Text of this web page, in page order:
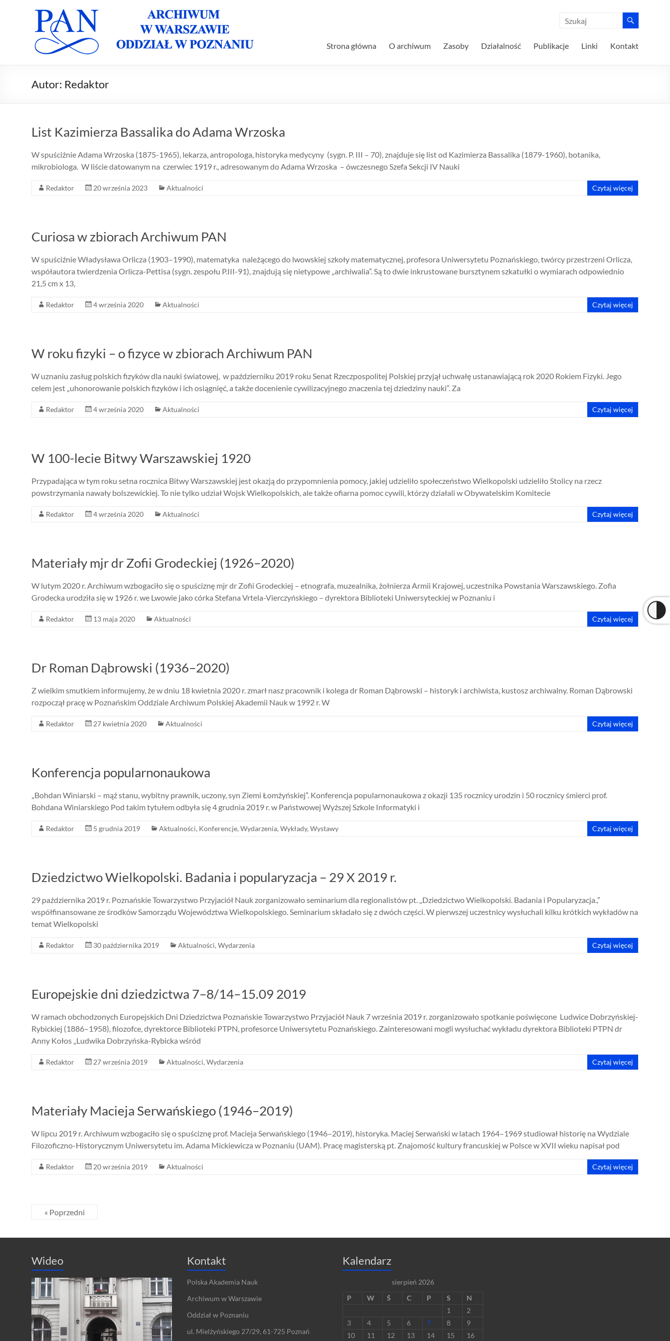
Archiwum
PAN
Oddział w
Poznaniu
Archiwum
PAN w
Warszawie
Oddział w
Strona główna O archiwum Zasoby Działalność Publikacje Linki Kontakt
Autor: Redaktor
List Kazimierza Bassalika do Adama Wrzoska
W spuściźnie Adama Wrzoska (1875-1965), lekarza, antropologa, historyka medycyny (sygn. P. III – 70), znajduje się list od Kazimierza Bassalika (1879-1960), botanika,
mikrobiologa. W liście datowanym na czerwiec 1919 r., adresowanym do Adama Wrzoska – ówczesnego Szefa Sekcji IV Nauki
Redaktor 20 września 2023 Aktualności Czytaj więcej
Curiosa w zbiorach Archiwum PAN
W spuściźnie Władysława Orlicza (1903–1990), matematyka należącego do lwowskiej szkoły matematycznej, profesora Uniwersytetu Poznańskiego, twórcy przestrzeni Orlicza,
współautora twierdzenia Orlicza-Pettisa (sygn. zespołu P.III-91), znajdują się nietypowe „archiwalia”. Są to dwie inkrustowane bursztynem szkatułki o wymiarach odpowiednio
21,5 cm x 13,
Redaktor 4 września 2020 Aktualności Czytaj więcej
W roku fizyki – o fizyce w zbiorach Archiwum PAN
W uznaniu zasług polskich fizyków dla nauki światowej, w październiku 2019 roku Senat Rzeczpospolitej Polskiej przyjął uchwałę ustanawiającą rok 2020 Rokiem Fizyki. Jego
celem jest „uhonorowanie polskich fizyków i ich osiągnięć, a także docenienie cywilizacyjnego znaczenia tej dziedziny nauki”. Za
Redaktor 4 września 2020 Aktualności Czytaj więcej
W 100-lecie Bitwy Warszawskiej 1920
Przypadająca w tym roku setna rocznica Bitwy Warszawskiej jest okazją do przypomnienia pomocy, jakiej udzieliło społeczeństwo Wielkopolski udzieliło Stolicy na rzecz
powstrzymania nawały bolszewickiej. To nie tylko udział Wojsk Wielkopolskich, ale także ofiarna pomoc cywili, którzy działali w Obywatelskim Komitecie
Redaktor 4 września 2020 Aktualności Czytaj więcej
Materiały mjr dr Zofii Grodeckiej (1926–2020)
W lutym 2020 r. Archiwum wzbogaciło się o spuściznę mjr dr Zofii Grodeckiej – etnografa, muzealnika, żołnierza Armii Krajowej, uczestnika Powstania Warszawskiego. Zofia
Grodecka urodziła się w 1926 r. we Lwowie jako córka Stefana Vrtela-Vierczyńskiego – dyrektora Biblioteki Uniwersyteckiej w Poznaniu i
Redaktor 13 maja 2020 Aktualności Czytaj więcej
Dr Roman Dąbrowski (1936–2020)
Z wielkim smutkiem informujemy, że w dniu 18 kwietnia 2020 r. zmarł nasz pracownik i kolega dr Roman Dąbrowski – historyk i archiwista, kustosz archiwalny. Roman Dąbrowski
rozpoczął pracę w Poznańskim Oddziale Archiwum Polskiej Akademii Nauk w 1992 r. W
Redaktor 27 kwietnia 2020 Aktualności Czytaj więcej
Konferencja popularnonaukowa
„Bohdan Winiarski – mąż stanu, wybitny prawnik, uczony, syn Ziemi Łomżyńskiej”. Konferencja popularnonaukowa z okazji 135 rocznicy urodzin i 50 rocznicy śmierci prof.
Bohdana Winiarskiego Pod takim tytułem odbyła się 4 grudnia 2019 r. w Państwowej Wyższej Szkole Informatyki i
Redaktor 5 grudnia 2019 Aktualności, Konferencje, Wydarzenia, Wykłady, Wystawy Czytaj więcej
Dziedzictwo Wielkopolski. Badania i popularyzacja – 29 X 2019 r.
29 października 2019 r. Poznańskie Towarzystwo Przyjaciół Nauk zorganizowało seminarium dla regionalistów pt. „Dziedzictwo Wielkopolski. Badania i Popularyzacja.,”
współfinansowane ze środków Samorządu Województwa Wielkopolskiego. Seminarium składało się z dwóch części. W pierwszej uczestnicy wysłuchali kilku krótkich wykładów na
temat Wielkopolski
Redaktor 30 października 2019 Aktualności, Wydarzenia Czytaj więcej
Europejskie dni dziedzictwa 7–8/14–15.09 2019
W ramach obchodzonych Europejskich Dni Dziedzictwa Poznańskie Towarzystwo Przyjaciół Nauk 7 września 2019 r. zorganizowało spotkanie poświęcone Ludwice Dobrzyńskiej-
Rybickiej (1886–1958), filozofce, dyrektorce Biblioteki PTPN, profesorce Uniwersytetu Poznańskiego. Zainteresowani mogli wysłuchać wykładu dyrektora Biblioteki PTPN dr
Anny Kołos „Ludwika Dobrzyńska-Rybicka wśród
Redaktor 27 września 2019 Aktualności, Wydarzenia Czytaj więcej
Materiały Macieja Serwańskiego (1946–2019)
W lipcu 2019 r. Archiwum wzbogaciło się o spuściznę prof. Macieja Serwańskiego (1946–2019), historyka. Maciej Serwański w latach 1964–1969 studiował historię na Wydziale
Filozoficzno-Historycznym Uniwersytetu im. Adama Mickiewicza w Poznaniu (UAM). Pracę magisterską pt. Znajomość kultury francuskiej w Polsce w XVII wieku napisał pod
Redaktor 20 września 2019 Aktualności Czytaj więcej
« Poprzedni
Wideo Kontakt
Polska Akademia Nauk
Archiwum w Warszawie
Oddział w Poznaniu
ul. Mielżyńskiego 27/29, 61-725 Poznań
Kalendarz
sierpień 2026
P
W Ś C P S
N
1
2
3
4 5 6 7 8
9
10
11 12 13 14 15 16